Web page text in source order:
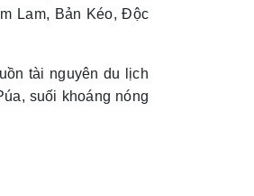
Lam, Bản Kéo, Độc
tài nguyên du lịch
suối khoáng nóng